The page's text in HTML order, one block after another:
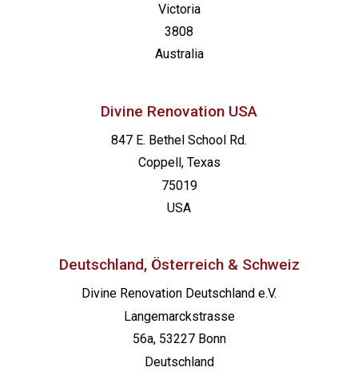
Victoria
3808
Australia
Divine Renovation USA
847 E. Bethel School Rd.
Coppell, Texas
75019
USA
Deutschland, Österreich & Schweiz
Divine Renovation Deutschland e.V.
Langemarckstrasse
56a, 53227 Bonn
Deutschland